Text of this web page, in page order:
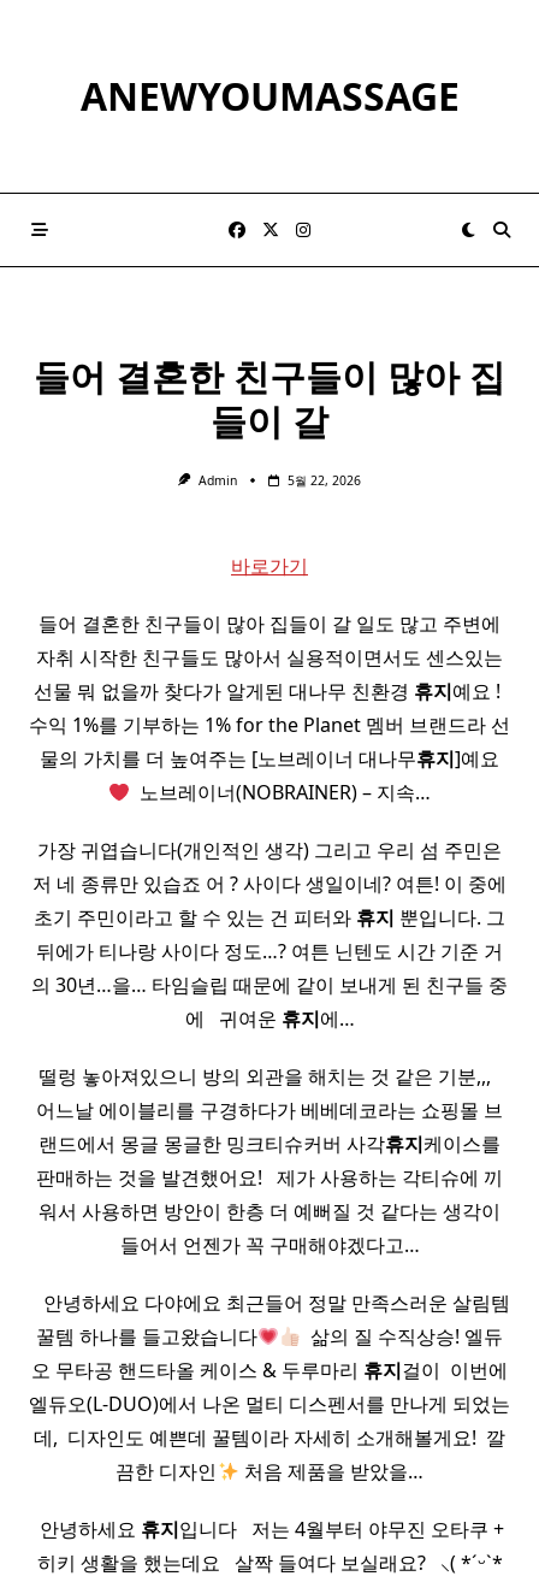
ANEWYOUMASSAGE
들어 결혼한 친구들이 많아 집
들이 갈
Admin 5월 22, 2026
바로가기
들어 결혼한 친구들이 많아 집들이 갈 일도 많고 주변에
자취 시작한 친구들도 많아서 실용적이면서도 센스있는
선물 뭐 없을까 찾다가 알게된 대나무 친환경 휴지예요 ! ​
수익 1%를 기부하는 1% for the Planet 멤버 브랜드라 선
물의 가치를 더 높여주는 [노브레이너 대나무휴지]예요
​ 노브레이너(NOBRAINER) – 지속…
가장 귀엽습니다(개인적인 생각) 그리고 우리 섬 주민은
저 네 종류만 있습죠 어 ? 사이다 생일이네? 여튼! 이 중에
초기 주민이라고 할 수 있는 건 피터와 휴지 뿐입니다. 그
뒤에가 티나랑 사이다 정도…? 여튼 닌텐도 시간 기준 거
의 30년…을… 타임슬립 때문에 같이 보내게 된 친구들 중
에 ​ ​ 귀여운 휴지에…
떨렁 놓아져있으니 방의 외관을 해치는 것 같은 기분,,, ​ ​
어느날 에이블리를 구경하다가 베베데코​​라는 쇼핑몰 브
랜드에서 몽글 몽글한 밍크티슈커버 사각휴지케이스를
판매하는 것을 발견했어요! ​ ​ 제가 사용하는 각티슈에 끼
워서 사용하면 방안이 한층 더 예뻐질 것 같다는 생각이
들어서 언젠가 꼭 구매해야겠다고…
​ ​ ​ 안녕하세요 다야에요 최근들어 정말 만족스러운 살림템
꿀템 하나를 들고왔습니다
​ 삶의 질 수직상승! 엘듀
오 무타공 핸드타올 케이스 & 두루마리 휴지걸이 ​ 이번에
엘듀오(L-DUO)에서 나온 멀티 디스펜서를 만나게 되었는
데, ​ 디자인도 예쁜데 꿀템이라 자세히 소개해볼게요! ​ 깔
끔한 디자인
처음 제품을 받았을…
​ 안녕하세요 휴지입니다 ​ ​ 저는 4월부터 야무진 오타쿠 +
히키 생활을 했는데요 ​ ​ 살짝 들여다 보실래요? ​ ​ ⸜( *ˊᵕˋ*